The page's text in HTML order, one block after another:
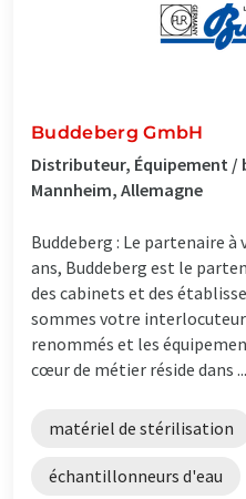
Buddeberg GmbH
Distributeur, Équipement
Mannheim, Allemagne
Buddeberg : Le partenaire à
ans, Buddeberg est le
des cabinets et des
sommes votre
renommés et les
cœur de métier réside dans ...
matériel de stérilisation
échantillonneurs d'eau